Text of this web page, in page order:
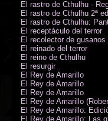
El rastro de Cthulhu -
El rastro de Cthulhu 2ª
El rastro de Cthulhu:
El receptáculo del terror
El recolector de gusanos
El reinado del terror
El reino de Cthulhu
El resurgir
El Rey de Amarillo
El Rey de Amarillo
El Rey de Amarillo
El Rey de Amarillo
El Rey de Amarillo:
El Rey de Amarillo: Las